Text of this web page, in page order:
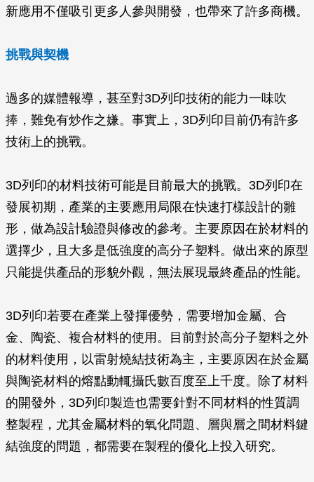
新應用不僅吸引更多人參與開發，也帶來了許多商機。
挑戰與契機
過多的媒體報導，甚至對3D列印技術的能力一味吹
捧，難免有炒作之嫌。事實上，3D列印目前仍有許多
技術上的挑戰。
3D列印的材料技術可能是目前最大的挑戰。3D列印在
發展初期，產業的主要應用局限在快速打樣設計的雛
形，做為設計驗證與修改的參考。主要原因在於材料的
選擇少，且大多是低強度的高分子塑料。做出來的原型
只能提供產品的形貌外觀，無法展現最終產品的性能。
3D列印若要在產業上發揮優勢，需要增加金屬、合
金、陶瓷、複合材料的使用。目前對於高分子塑料之外
的材料使用，以雷射燒結技術為主，主要原因在於金屬
與陶瓷材料的熔點動輒攝氏數百度至上千度。除了材料
的開發外，3D列印製造也需要針對不同材料的性質調
整製程，尤其金屬材料的氧化問題、層與層之間材料鍵
結強度的問題，都需要在製程的優化上投入研究。